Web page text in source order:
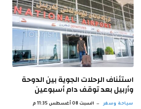
استئناف الرحلات الجوية بين الدوحة
وأربيل بعد توقف دام أسبوعين
سياحة وسفر السبت 08 أغسطس 11:35 م